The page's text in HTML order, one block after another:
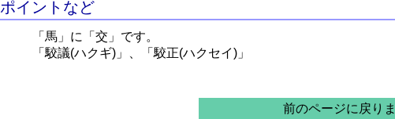
ポイントなど
「馬」に「交」です。
「駮議(ハクギ)」、「駮正(ハクセイ)」
前のページに戻りま